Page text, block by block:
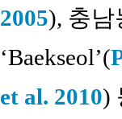
2005), 충남
‘Baekseol’(
et al. 2010)